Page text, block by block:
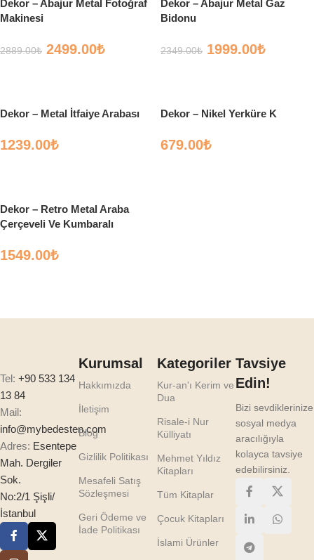
Dekor – Abajur Metal Fotoğraf
Makinesi
2889.00₺ 2499.00₺
Dekor – Abajur Metal Gaz
Bidonu
2349.00₺ 1999.00₺
Dekor – Metal İtfaiye Arabası
1239.00₺
Dekor – Nikel Yerküre K
679.00₺
Dekor – Retro Metal Araba
Çerçeveli Ve Kumbaralı
1549.00₺
Tel: +90 533 134
13 84
Mail:
info@mybedesten.com
Adres: Esentepe
Mah. Dergiler
Sok.
No:2/1 Şişli/
İstanbul
Kurumsal
Hakkımızda
İletişim
Blog
Gizlilik Politikası
Mesafeli Satış
Sözleşmesi
Geri Ödeme ve
İade Politikası
Kategoriler
Kur-an'ı Kerim ve
Dua
Risale-i Nur
Külliyatı
Mehmet Yıldız
Kitapları
Tüm Kitaplar
Çocuk Kitapları
İslami Ürünler
Tavsiye
Edin!
Bizi sevdiklerinize
sosyal medya
aracılığıyla
kolayca tavsiye
edebilirsiniz.